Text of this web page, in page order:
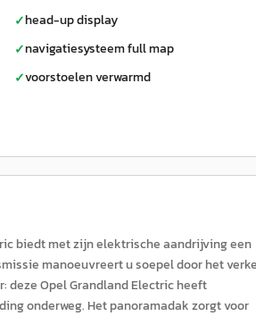
✓head-up display
✓navigatiesysteem full map
✓voorstoelen verwarmd
biedt met zijn elektrische aandrijving een
manoeuvreert u soepel door het
deze Opel Grandland Electric heeft
onderweg. Het panoramadak zorgt voor